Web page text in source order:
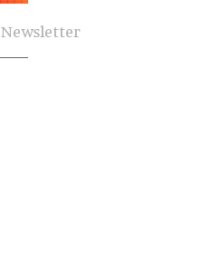
Newsletter